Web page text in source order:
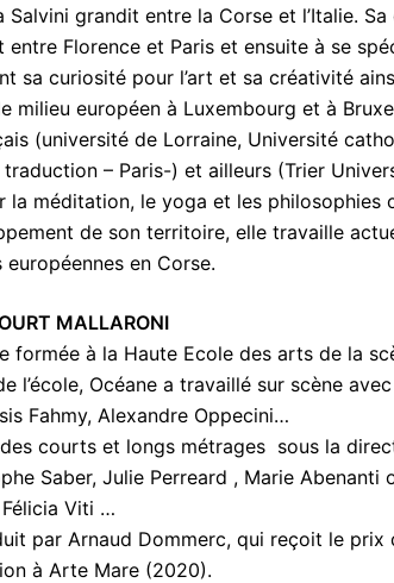
grandit entre la Corse et l’Italie. Sa
Florence et Paris et ensuite à se
sa curiosité pour l’art et sa créativité
milieu européen à Luxembourg et à
(université de Lorraine, Université
– Paris-) et ailleurs (Trier
méditation, le yoga et les philosophies
de son territoire, elle travaille
en Corse.
MALLARONI
formée à la Haute Ecole des arts de la
l’école, Océane a travaillé sur scène
Fahmy, Alexandre Oppecini…
courts et longs métrages sous la
Saber, Julie Perreard , Marie Abenanti
Viti …
par Arnaud Dommerc, qui reçoit le
à Arte Mare (2020).